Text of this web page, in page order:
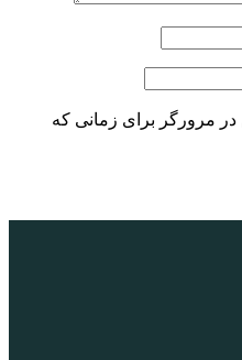
در مرورگر برای زمانی که